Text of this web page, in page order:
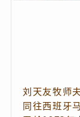
刘天友牧师
同往西班牙